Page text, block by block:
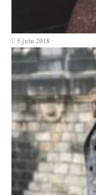
5 juin 2018